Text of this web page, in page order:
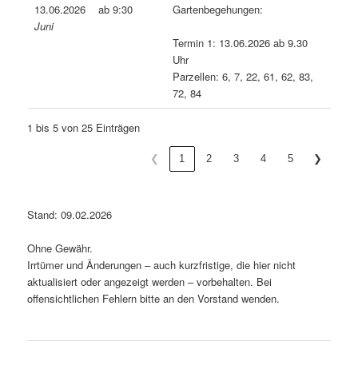
13.06.2026
Juni
ab 9:30 Gartenbegehungen:
Termin 1: 13.06.2026 ab 9.30
Uhr
Parzellen: 6, 7, 22, 61, 62, 83,
72, 84
1 bis 5 von 25 Einträgen
❮ 1 2 3 4 5 ❯
Stand: 09.02.2026
Ohne Gewähr.
Irrtümer und Änderungen – auch kurzfristige, die hier nicht
aktualisiert oder angezeigt werden – vorbehalten. Bei
offensichtlichen Fehlern bitte an den Vorstand wenden.